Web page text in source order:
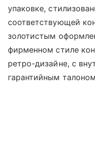
упаковке,
соответствующей
золотистым
фирменном стиле
ретро-дизайне, с
гарантийным